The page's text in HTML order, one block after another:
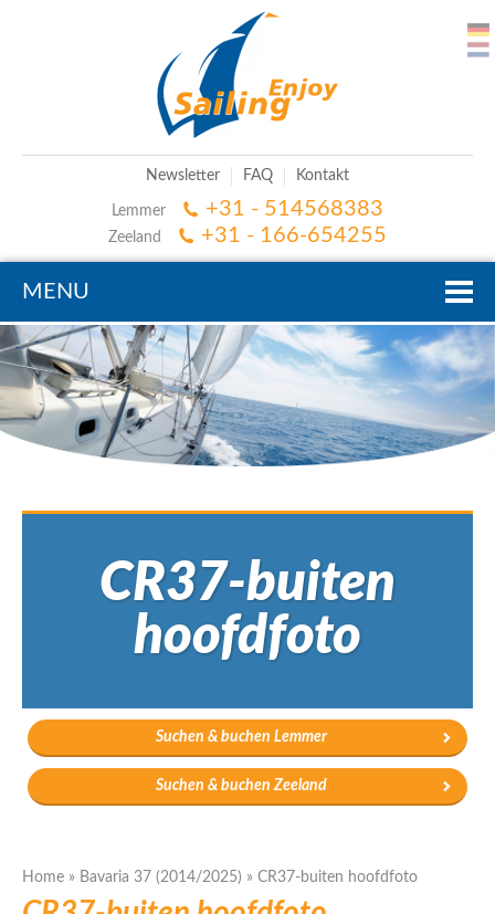
Newsletter FAQ Kontakt
Lemmer +31 - 514568383
Zeeland +31 - 166-654255
MENU
CR37-buiten
hoofdfoto
Suchen & buchen Lemmer
Suchen & buchen Zeeland
Home » Bavaria 37 (2014/2025) » CR37-buiten hoofdfoto